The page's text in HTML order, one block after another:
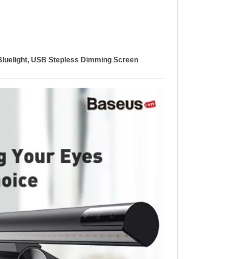
USB Stepless Dimming Screen